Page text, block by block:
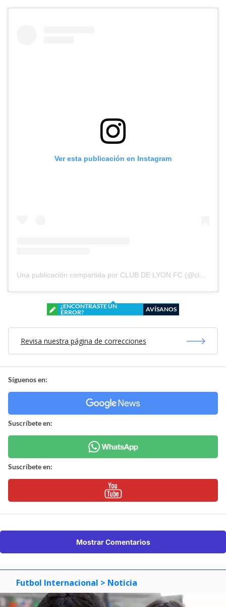
Ver esta publicación en Instagram
Una publicación compartida por CLUB DE LYON FC (@clubdelyonfc)
¿ENCONTRASTE UN
ERROR?
AVÍSANOS
Revisa nuestra página de correcciones
Síguenos en:
Suscríbete en:
Suscríbete en:
Mostrar Comentarios
Futbol Internacional > Noticia